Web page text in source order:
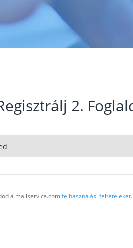
2.
a mailservice.comfelhasználási feltételeket.